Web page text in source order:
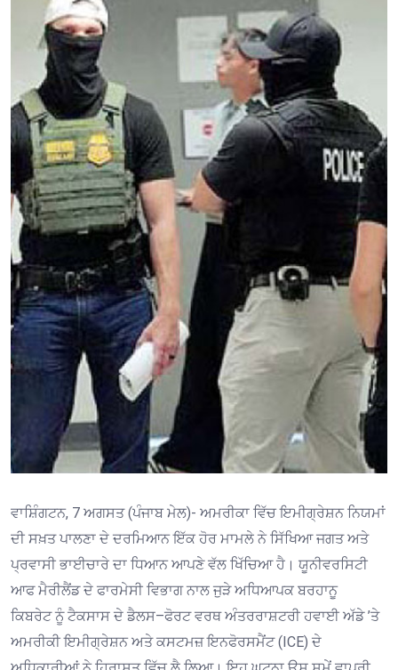
ਵਾਸ਼ਿੰਗਟਨ, 7 ਅਗਸਤ (ਪੰਜਾਬ ਮੇਲ)- ਅਮਰੀਕਾ ਵਿੱਚ ਇਮੀਗ੍ਰੇਸ਼ਨ ਨਿਯਮਾਂ
ਦੀ ਸਖ਼ਤ ਪਾਲਣਾ ਦੇ ਦਰਮਿਆਨ ਇੱਕ ਹੋਰ ਮਾਮਲੇ ਨੇ ਸਿੱਖਿਆ ਜਗਤ ਅਤੇ
ਪ੍ਰਵਾਸੀ ਭਾਈਚਾਰੇ ਦਾ ਧਿਆਨ ਆਪਣੇ ਵੱਲ ਖਿੱਚਿਆ ਹੈ। ਯੂਨੀਵਰਸਿਟੀ
ਆਫ ਮੈਰੀਲੈਂਡ ਦੇ ਫਾਰਮੇਸੀ ਵਿਭਾਗ ਨਾਲ ਜੁੜੇ ਅਧਿਆਪਕ ਬਰਹਾਨੂ
ਕਿਬਰੇਟ ਨੂੰ ਟੈਕਸਾਸ ਦੇ ਡੈਲਸ–ਫੋਰਟ ਵਰਥ ਅੰਤਰਰਾਸ਼ਟਰੀ ਹਵਾਈ ਅੱਡੇ ’ਤੇ
ਅਮਰੀਕੀ ਇਮੀਗ੍ਰੇਸ਼ਨ ਅਤੇ ਕਸਟਮਜ਼ ਇਨਫੋਰਸਮੈਂਟ (ICE) ਦੇ